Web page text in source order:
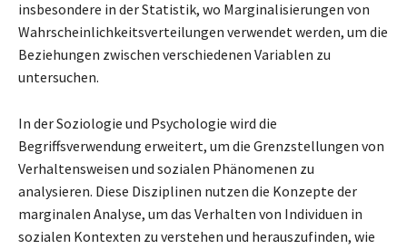
insbesondere in der Statistik, wo Marginalisierungen von
Wahrscheinlichkeitsverteilungen verwendet werden, um die
Beziehungen zwischen verschiedenen Variablen zu
untersuchen.
In der Soziologie und Psychologie wird die
Begriffsverwendung erweitert, um die Grenzstellungen von
Verhaltensweisen und sozialen Phänomenen zu
analysieren. Diese Disziplinen nutzen die Konzepte der
marginalen Analyse, um das Verhalten von Individuen in
sozialen Kontexten zu verstehen und herauszufinden, wie